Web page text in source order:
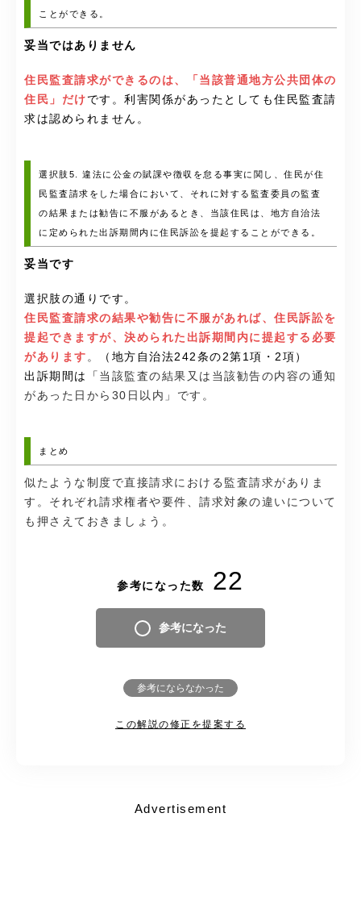
ことができる。
妥当ではありません
住民監査請求ができるのは、「当該普通地方公共団体の
住民」だけ です。利害関係があったとしても住民監査請
求は認められません。
選択肢5. 違法に公金の賦課や徴収を怠る事実に関し、住民が住
民監査請求をした場合において、それに対する監査委員の監査
の結果または勧告に不服があるとき、当該住民は、地方自治法
に定められた出訴期間内に住民訴訟を提起することができる。
妥当です
選択肢の通りです。
住民監査請求の結果や勧告に不服があれば、住民訴訟を
提起できますが、決められた出訴期間内に提起する必要
があります 。
（地方自治法242条の2第1項・2項）
出訴期間は「 当該監査の結果又は当該勧告の内容の通知
があった日から30日以内」です。
まとめ
似たような制度で直接請求における監査請求がありま
す。それぞれ請求権者や要件、請求対象の違いについて
も押さえておきましょう。
参考になった数 22
参考になった
参考にならなかった
この解説の修正を提案する
Advertisement